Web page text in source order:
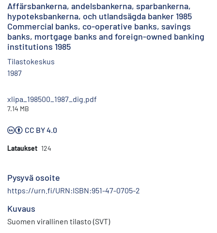
Affärsbankerna, andelsbankerna, sparbankerna,
hypoteksbankerna, och utlandsägda banker 1985
Commercial banks, co-operative banks, savings
banks, mortgage banks and foreign-owned banking
institutions 1985
Tilastokeskus
1987
xlipa_198500_1987_dig.pdf
7.14 MB
CC BY 4.0
Lataukset 124
Pysyvä osoite
https://urn.fi/URN:ISBN:951-47-0705-2
Kuvaus
Suomen virallinen tilasto (SVT)